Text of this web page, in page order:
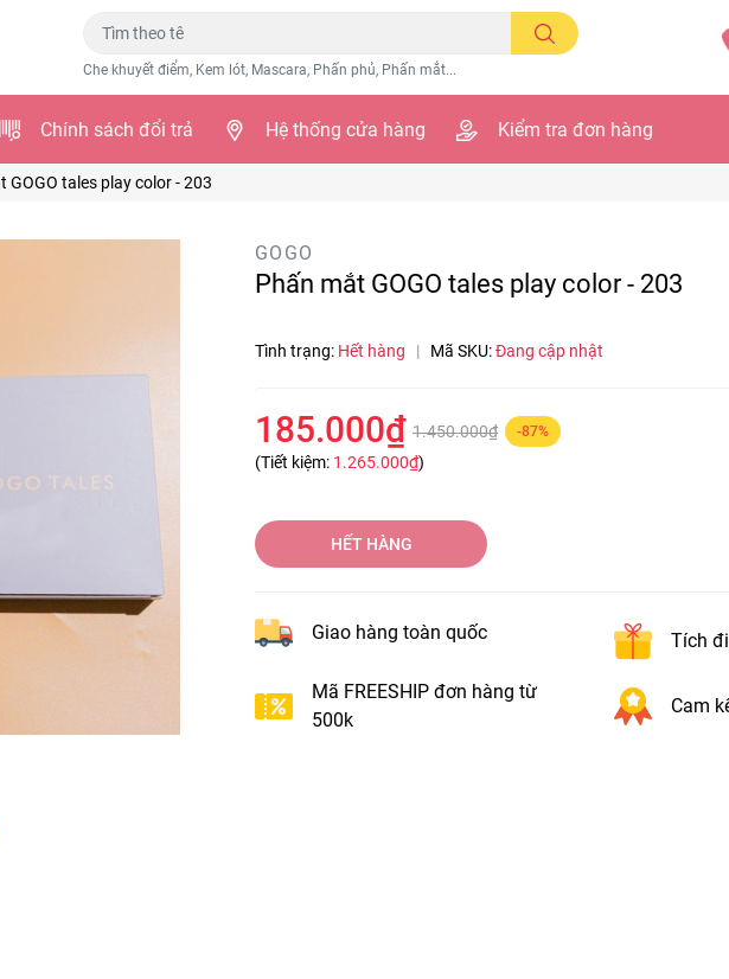
Che khuyết điểm, Kem lót, Mascara, Phấn phủ, Phấn mắt...
Chính sách đổi trả Hệ thống cửa hàng Kiểm tra đơn hàng
GOGO tales play color - 203
GOGO
Phấn mắt GOGO tales play color - 203
Tình trạng: Hết hàng | Mã SKU:Đang cập nhật
185.000₫ 1.450.000₫ -87%
(Tiết kiệm: 1.265.000₫)
HẾT HÀNG
Giao hàng toàn quốc Tích
Mã FREESHIP đơn hàng từ
500k
Cam